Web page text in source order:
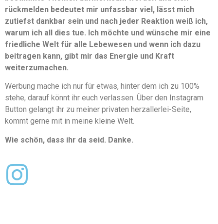
rückmelden bedeutet mir unfassbar viel, lässt mich
zutiefst dankbar sein und nach jeder Reaktion weiß ich,
warum ich all dies tue. Ich möchte und wünsche mir eine
friedliche Welt für alle Lebewesen und wenn ich dazu
beitragen kann, gibt mir das Energie und Kraft
weiterzumachen.
Werbung mache ich nur für etwas, hinter dem ich zu 100%
stehe, darauf könnt ihr euch verlassen. Über den Instagram
Button gelangt ihr zu meiner privaten herzallerlei-Seite,
kommt gerne mit in meine kleine Welt.
Wie schön, dass ihr da seid. Danke.